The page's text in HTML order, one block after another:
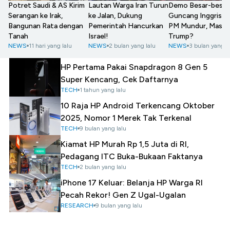
Potret Saudi & AS Kirim
Serangan ke Irak,
Bangunan Rata dengan
Tanah
NEWS 11 hari yang lalu
Lautan Warga Iran Turun
ke Jalan, Dukung
Pemerintah Hancurkan
Israel!
NEWS 2 bulan yang lalu
Demo Besar-
Guncang Inggris
PM Mundur,
Trump?
NEWS 3 bulan yang
HP Pertama Pakai Snapdragon 8 Gen 5
Super Kencang, Cek Daftarnya
TECH 1 tahun yang lalu
10 Raja HP Android Terkencang Oktober
2025, Nomor 1 Merek Tak Terkenal
TECH 9 bulan yang lalu
Kiamat HP Murah Rp 1,5 Juta di RI,
Pedagang ITC Buka-Bukaan Faktanya
TECH 2 bulan yang lalu
iPhone 17 Keluar: Belanja HP Warga RI
Pecah Rekor! Gen Z Ugal-Ugalan
RESEARCH 9 bulan yang lalu